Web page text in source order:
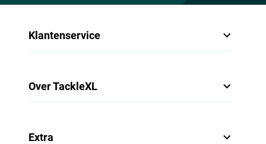
Klantenservice
Over TackleXL
Extra